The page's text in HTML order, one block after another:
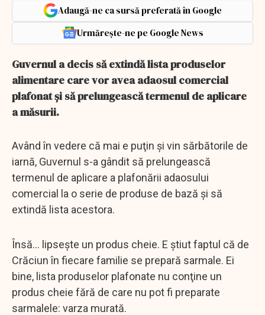
Adaugă-ne ca sursă preferată în Google
Urmărește-ne pe Google News
Guvernul a decis să extindă lista produselor
alimentare care vor avea adaosul comercial
plafonat şi să prelungească termenul de aplicare
a măsurii.
Având în vedere că mai e puţin şi vin sărbătorile de
iarnă, Guvernul s-a gândit să prelungească
termenul de aplicare a plafonării adaosului
comercial la o serie de produse de bază şi să
extindă lista acestora.
Însă... lipseşte un produs cheie. E ştiut faptul că de
Crăciun în fiecare familie se prepară sarmale. Ei
bine, lista produselor plafonate nu conţine un
produs cheie fără de care nu pot fi preparate
sarmalele: varza murată.